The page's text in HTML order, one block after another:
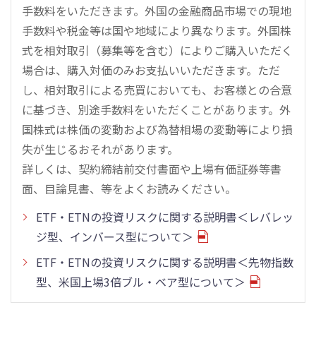
手数料をいただきます。外国の金融商品市場での現地
手数料や税金等は国や地域により異なります。外国株
式を相対取引（募集等を含む）によりご購入いただく
場合は、購入対価のみお支払いいただきます。ただ
し、相対取引による売買においても、お客様との合意
に基づき、別途手数料をいただくことがあります。外
国株式は株価の変動および為替相場の変動等により損
失が生じるおそれがあります。
詳しくは、契約締結前交付書面や上場有価証券等書
面、目論見書、等をよくお読みください。
ETF・ETNの投資リスクに関する説明書＜レバレッ
ジ型、インバース型について＞
ETF・ETNの投資リスクに関する説明書＜先物指数
型、米国上場3倍ブル・ベア型について＞